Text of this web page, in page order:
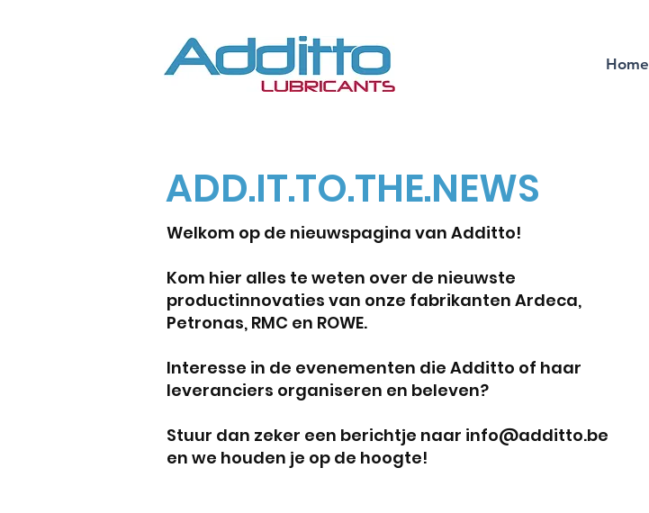
Home
ADD.IT.TO.THE.NEWS
Welkom op de nieuwspagina van Additto!
Kom hier alles te weten over de nieuwste
productinnovaties van onze fabrikanten Ardeca,
Petronas, RMC en ROWE.
Interesse in de evenementen die Additto of haar
leveranciers organiseren en beleven?
Stuur dan zeker een berichtje naar info@additto.be
en we houden je op de hoogte!